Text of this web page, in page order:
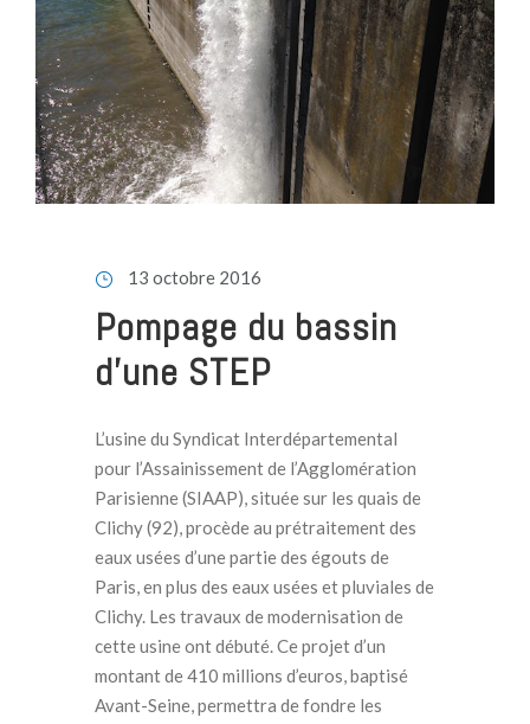
13 octobre 2016
Pompage du bassin
d’une STEP
L’usine du Syndicat Interdépartemental
pour l’Assainissement de l’Agglomération
Parisienne (SIAAP), située sur les quais de
Clichy (92), procède au prétraitement des
eaux usées d’une partie des égouts de
Paris, en plus des eaux usées et pluviales de
Clichy. Les travaux de modernisation de
cette usine ont débuté. Ce projet d’un
montant de 410 millions d’euros, baptisé
Avant-Seine, permettra de fondre les